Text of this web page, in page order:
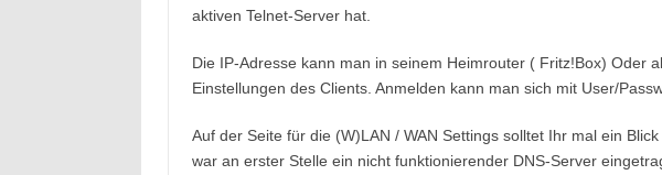
aktiven Telnet-Server hat.
Die IP-Adresse kann man in seinem Heimrouter ( Fritz!Box) Oder
Einstellungen des Clients. Anmelden kann man sich mit User/
Auf der Seite für die (W)LAN / WAN Settings solltet Ihr mal ein
war an erster Stelle ein nicht funktionierender DNS-Server